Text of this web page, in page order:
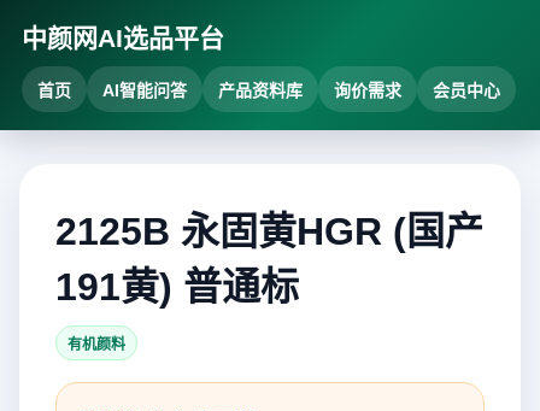
中颜网AI选品平台
首页 AI智能问答 产品资料库 询价需求 会员中心
2125B 永固黄HGR (国产
191黄) 普通标
有机颜料